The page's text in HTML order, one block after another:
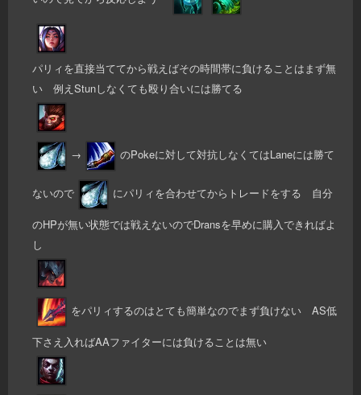
パリィを直接当ててから戦えばその時間帯に負けることはまず無
い 例えStunしなくても殴り合いには勝てる
→ のPokeに対して対抗しなくてはLaneには勝て
ないので にパリィを合わせてからトレードをする 自分
のHPが無い状態では戦えないのでDransを早めに購入できればよ
し
をパリィするのはとても簡単なのでまず負けない AS低
下さえ入ればAAファイターには負けることは無い